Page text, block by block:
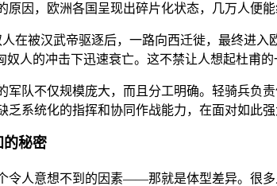
原因，欧洲各国呈现出碎片化状态，几万人便
在被汉武帝驱逐后，一路向西迁徙，最终进
奴人的冲击下迅速衰亡。这不禁让人想起杜甫的
军队不仅规模庞大，而且分工明确。轻骑兵负
乏系统化的指挥和协同作战能力，在面对如此强
的秘密
令人意想不到的因素——那就是体型差异。很